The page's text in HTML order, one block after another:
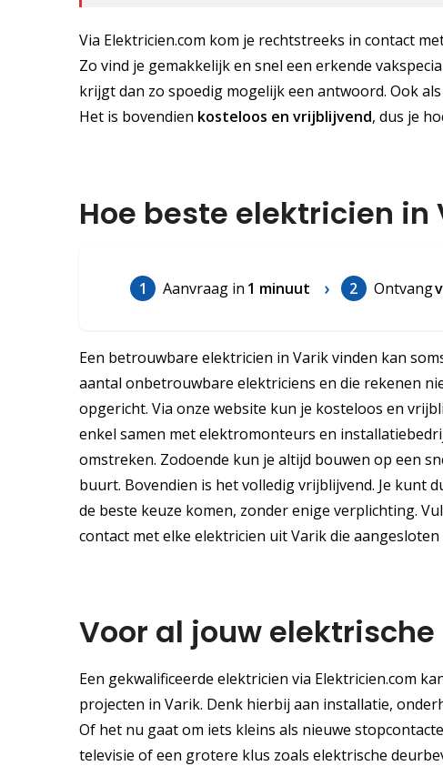
Via Elektricien.com kom je rechtstreeks in contact
Zo vind je gemakkelijk en snel een erkende
krijgt dan zo spoedig mogelijk een antwoord. Ook
Het is bovendien kosteloos en vrijblijvend, dus je
Hoe beste elektricien in
1 Aanvraag in 1 minuut 2 Ontvang
Een betrouwbare elektricien in Varik vinden kan
aantal onbetrouwbare elektriciens en die rekenen
opgericht. Via onze website kun je kosteloos en
enkel samen met elektromonteurs en
omstreken. Zodoende kun je altijd bouwen op een
buurt. Bovendien is het volledig vrijblijvend. Je kunt
de beste keuze komen, zonder enige verplichting.
contact met elke elektricien uit Varik die
Voor al jouw
Een gekwalificeerde elektricien via Elektricien.com
projecten in Varik. Denk hierbij aan installatie,
Of het nu gaat om iets kleins als nieuwe
televisie of een grotere klus zoals elektrische